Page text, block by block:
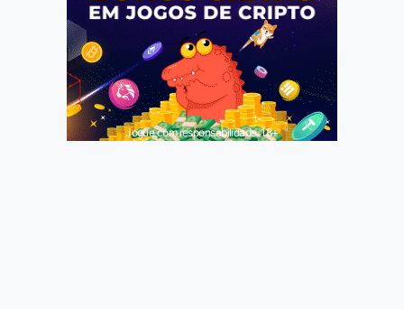
Jogue com responsabilidade. 18+